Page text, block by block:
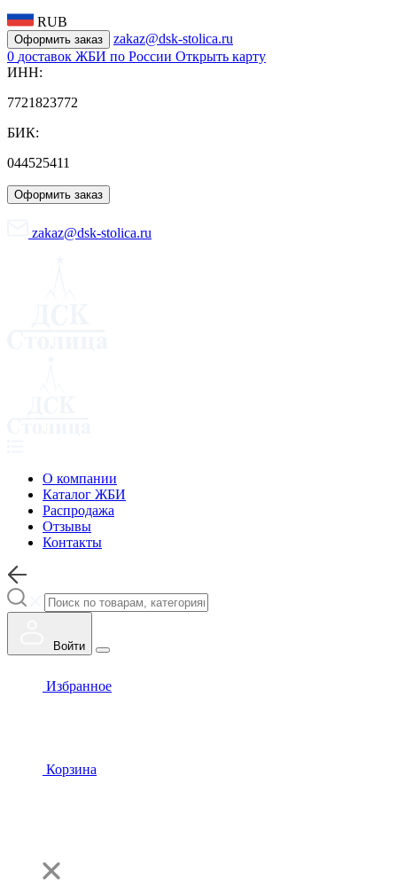
RUB
Оформить заказ
zakaz@dsk-stolica.ru
0 доставок ЖБИ по России Открыть карту
ИНН:
7721823772
БИК:
044525411
Оформить заказ
zakaz@dsk-stolica.ru
О компании
Каталог ЖБИ
Распродажа
Отзывы
Контакты
Войти
Избранное
Корзина